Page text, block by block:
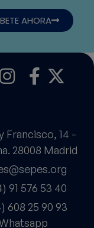
AHORA
Francisco, 14 -
28008 Madrid
91 576 53 40
608 25 90 93